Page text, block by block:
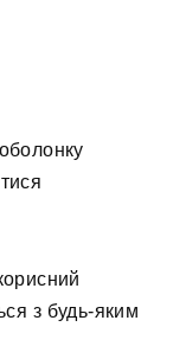
з будь-яким